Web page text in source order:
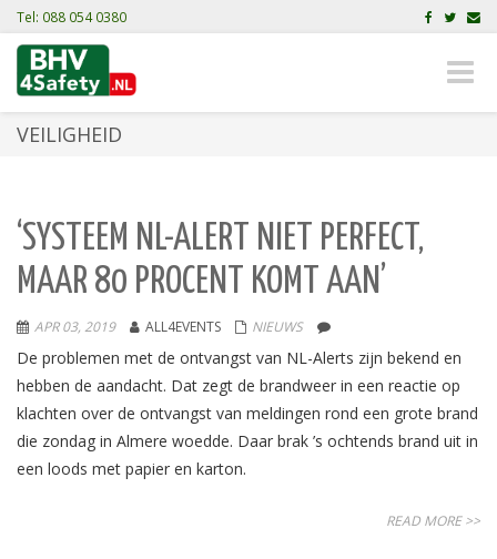
Tel: 088 054 0380
Toggle
VEILIGHEID
‘SYSTEEM NL-ALERT NIET PERFECT,
MAAR 80 PROCENT KOMT AAN’
APR 03, 2019 ALL4EVENTS NIEUWS
De problemen met de ontvangst van NL-Alerts zijn bekend en
hebben de aandacht. Dat zegt de brandweer in een reactie op
klachten over de ontvangst van meldingen rond een grote brand
die zondag in Almere woedde. Daar brak ’s ochtends brand uit in
een loods met papier en karton.
READ MORE >>